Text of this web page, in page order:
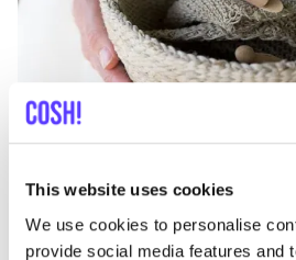
This website uses cookies
We use cookies to personalise
provide social media features and